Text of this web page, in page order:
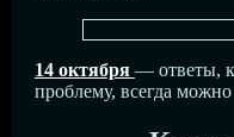
14 октября — ответы,
проблему, всегда